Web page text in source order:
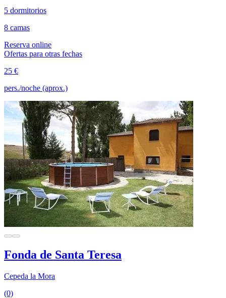
5 dormitorios
8 camas
Reserva online
Ofertas para otras fechas
25 €
pers./noche (aprox.)
Fonda de Santa Teresa
Cepeda la Mora
(0)